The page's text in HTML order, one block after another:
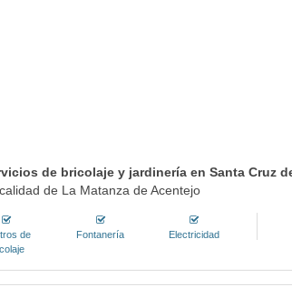
de bricolaje y jardinería en Santa Cruz
de La Matanza de Acentejo
de
Fontanería Electricidad